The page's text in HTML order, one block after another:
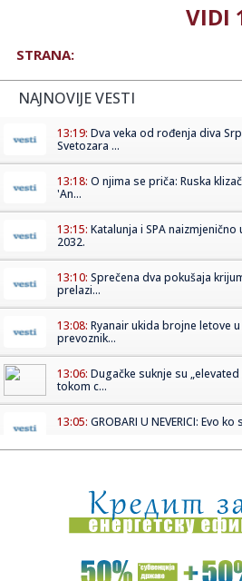
VIDI
STRANA:
NAJNOVIJE VESTI
13:19: Dva veka od rođenja diva
Svetozara ...
13:18: O njima se priča: Ruska
'An...
13:15: Katalunja i SPA
2032.
13:10: Sprečena dva pokušaja
prelazi...
13:08: Ryanair ukida brojne letove
prevoznik...
13:06: Dugačke suknje su
tokom c...
13:05: GROBARI U NEVERICI: Evo
13:04:Novi košarkaški spektakl u
13:02:Tribina i razgovor o knjizi